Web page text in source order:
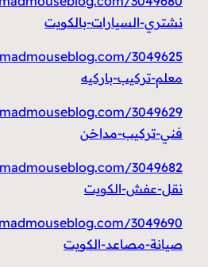
نشتري-السيارات-بالكويت
معلم-تركيب-باركيه
فني-تركيب-مداخن
نقل-عفش-الكويت
صيانة-مصاعد-الكويت